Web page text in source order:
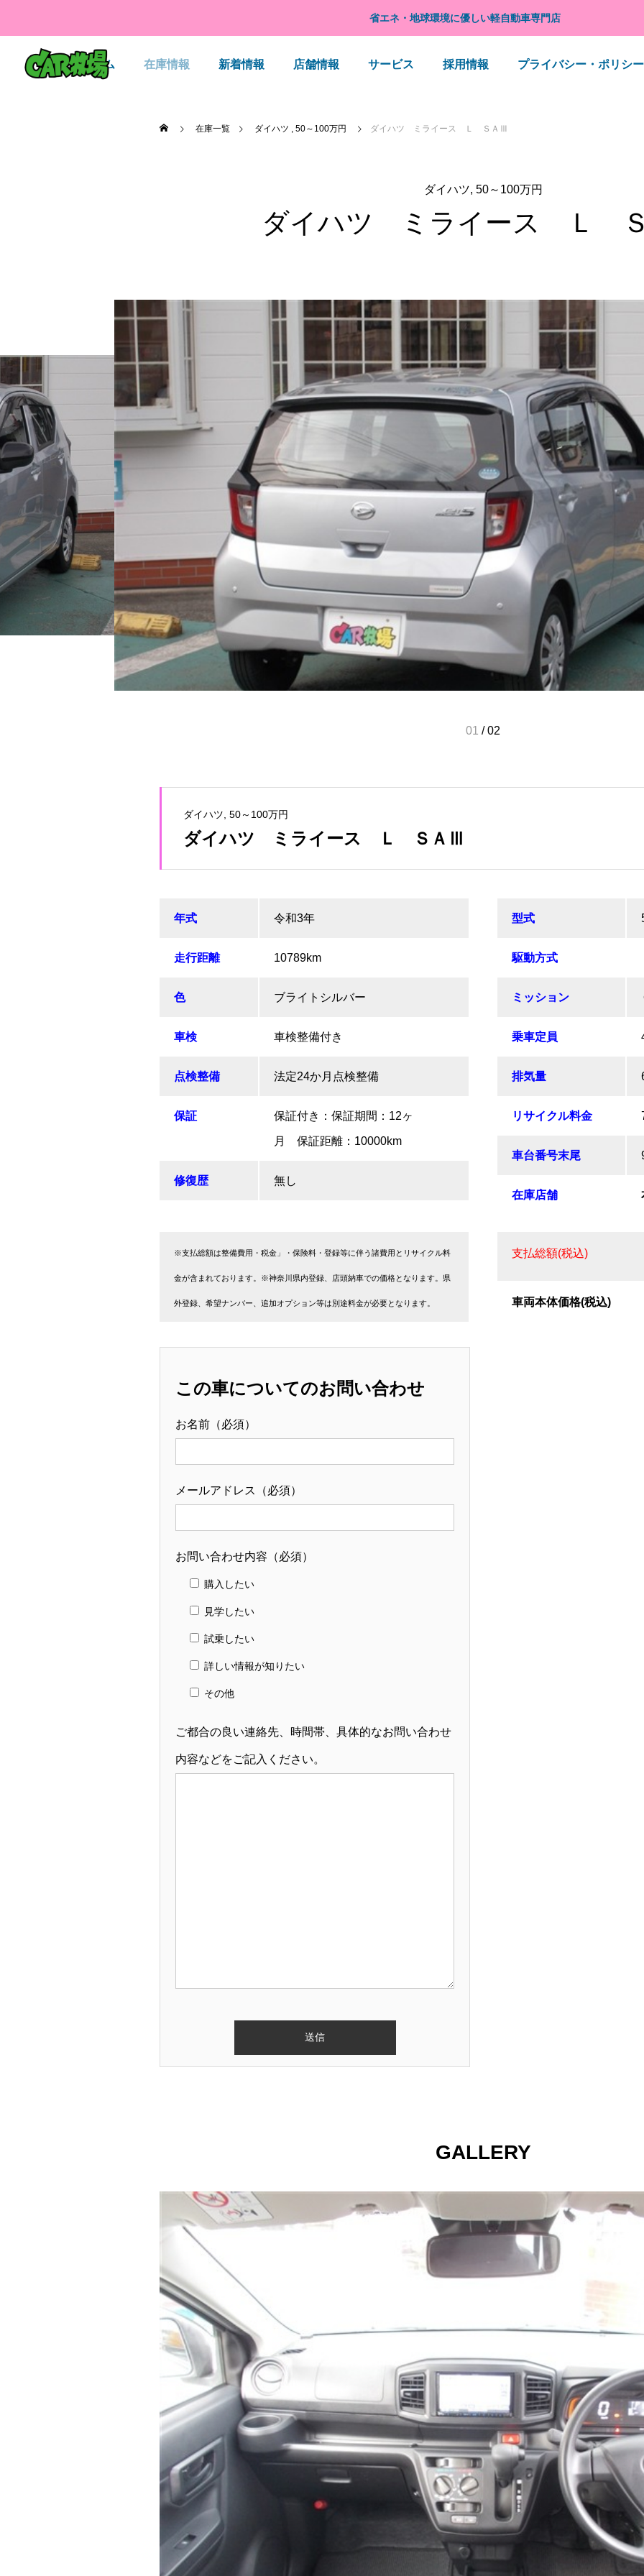
省エネ・地球環境に優しい軽自動車専門店
ホーム 在庫情報 新着情報 店舗情報 サービス 採用情報 プライバシー・ポリシー
新着情報
在庫一覧 ダイハツ 50～100万円 ダイハツ ミライース Ｌ ＳＡⅢ
ダイハツ 50～100万円
ダイハツ ミライース Ｌ
01 /02
ダイハツ 50～100万円
ダイハツ ミライース Ｌ ＳＡⅢ
年式 令和3年
走行距離 10789km
色 ブライトシルバー
車検 車検整備付き
点検整備 法定24か月点検整備
保証 保証付き：保証期間：12ヶ
月 保証距離：10000km
修復歴 無し
型式
駆動方式
ミッション
乗車定員
排気量
リサイクル料金
車台番号末尾
在庫店舗
※支払総額は整備費用・税金」・保険料・登録等に伴う諸費用とリサイクル料
金が含まれております。※神奈川県内登録、店頭納車での価格となります。県
外登録、希望ナンバー、追加オプション等は別途料金が必要となります。
支払総額(税込)
車両本体価格(税込)
この車についてのお問い合わせ
お名前（必須）
メールアドレス（必須）
お問い合わせ内容（必須）
購入したい
見学したい
試乗したい
詳しい情報が知りたい
その他
ご都合の良い連絡先、時間帯、具体的なお問い合わせ
内容などをご記入ください。
GALLERY